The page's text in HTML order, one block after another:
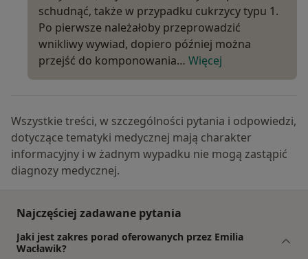
schudnąć, także w przypadku cukrzycy typu 1.
Po pierwsze należałoby przeprowadzić
wnikliwy wywiad, dopiero później można
przejść do komponowania… Więcej
Wszystkie treści, w szczególności pytania i odpowiedzi,
dotyczące tematyki medycznej mają charakter
informacyjny i w żadnym wypadku nie mogą zastąpić
diagnozy medycznej.
Najczęściej zadawane pytania
Jaki jest zakres porad oferowanych przez Emilia
Wacławik?